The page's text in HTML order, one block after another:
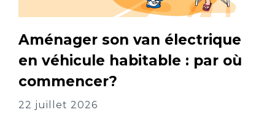
Aménager son van électrique
en véhicule habitable : par où
commencer?
22 juillet 2026